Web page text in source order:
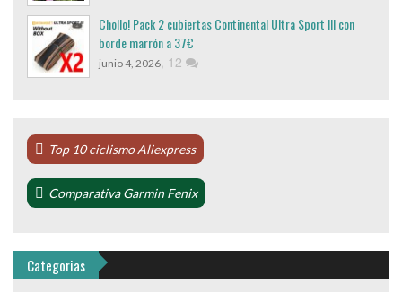
Chollo! Pack 2 cubiertas Continental Ultra Sport III con
borde marrón a 37€
junio 4, 2026, 12
Top 10 ciclismo Aliexpress
Comparativa Garmin Fenix
Categorias